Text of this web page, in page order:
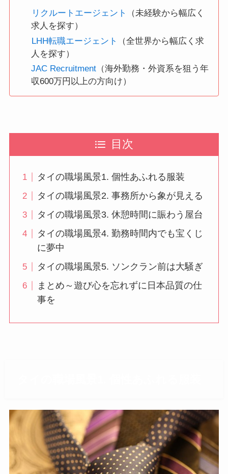
リクルートエージェント
（未経験から幅広く
求人を探す）
LHH転職エージェント
（全世界から幅広く求
人を探す）
JAC Recruitment （海外勤務・外資系を狙う年
収600万円以上の方向け）
目次
タイの職場風景1. 個性あふれる服装
タイの職場風景2. 事務所から象が見える
タイの職場風景3. 休憩時間に賑わう屋台
タイの職場風景4. 勤務時間内でも宝くじ
に夢中
タイの職場風景5. ソンクラン前は大騒ぎ
まとめ～遊び心を忘れずに日本品質の仕
事を